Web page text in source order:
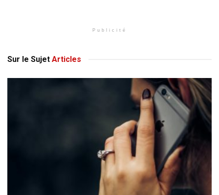
Publicité
Sur le Sujet Articles